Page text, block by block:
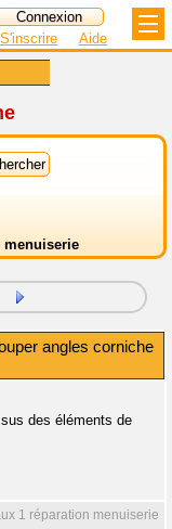
S'inscrire Aide
menuiserie
angles corniche
des éléments de
1 réparation menuiserie